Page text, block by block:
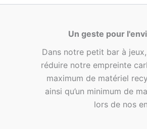
Un geste pour
Dans notre petit bar à
réduire notre empreinte
maximum de matériel
ainsi qu’un minimum de
lors de nos